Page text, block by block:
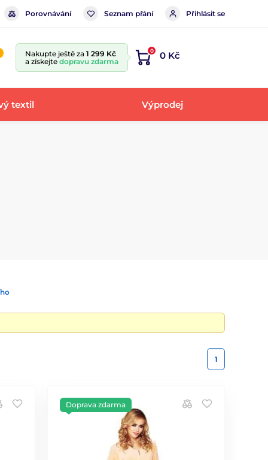
Porovnávání Seznam přání Přihlásit se
Nakupte ještě za 1 299 Kč
a získejte dopravu zdarma
0 0 Kč
textil Výprodej
1
Doprava zdarma